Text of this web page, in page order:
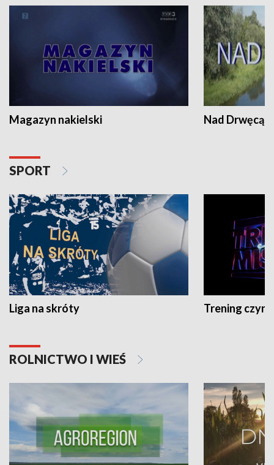
Magazyn nakielski Nad Drwęcą
SPORT
Liga na skróty Trening czyni
ROLNICTWO I WIEŚ